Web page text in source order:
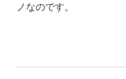
ノなのです。